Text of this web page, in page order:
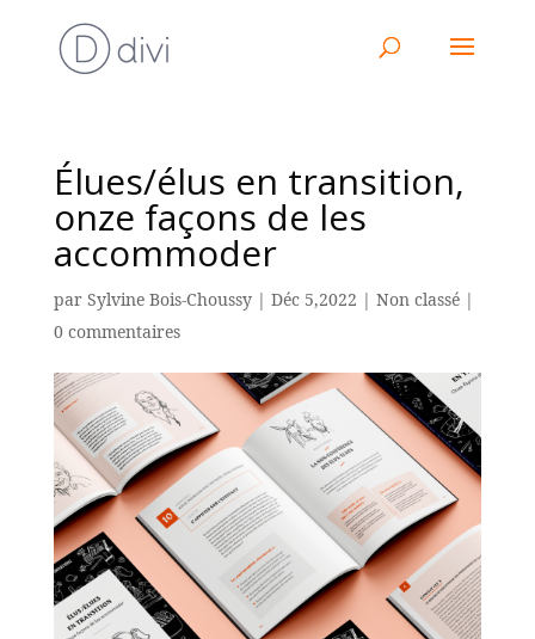
Élues/élus en transition,
onze façons de les
accommoder
par Sylvine Bois-Choussy| Déc 5,2022 | Non classé|
0 commentaires